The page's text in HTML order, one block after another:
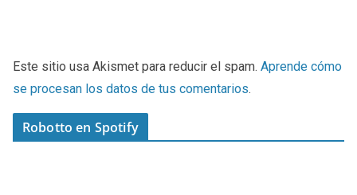
Este sitio usa Akismet para reducir el spam. Aprende cómo
se procesan los datos de tus comentarios.
Robotto en Spotify